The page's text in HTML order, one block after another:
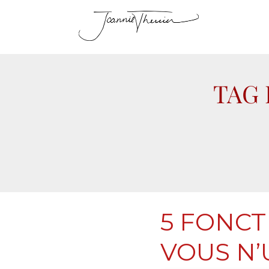
TAG
5
VOUS